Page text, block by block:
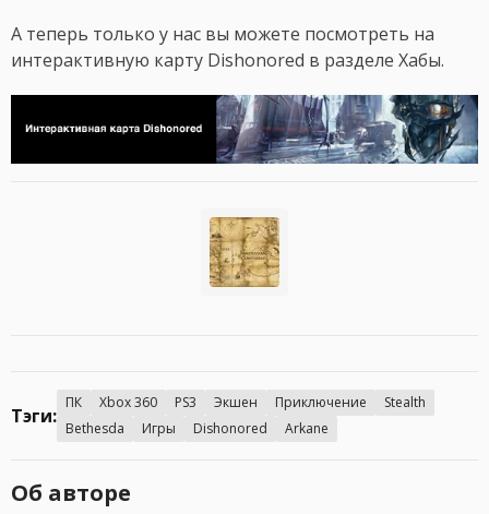
А теперь только у нас вы можете посмотреть на
интерактивную карту Dishonored в разделе Хабы.
Тэги:
ПК Xbox 360 PS3 Экшен Приключение
Stealth
Bethesda
Игры Dishonored Arkane
Об авторе